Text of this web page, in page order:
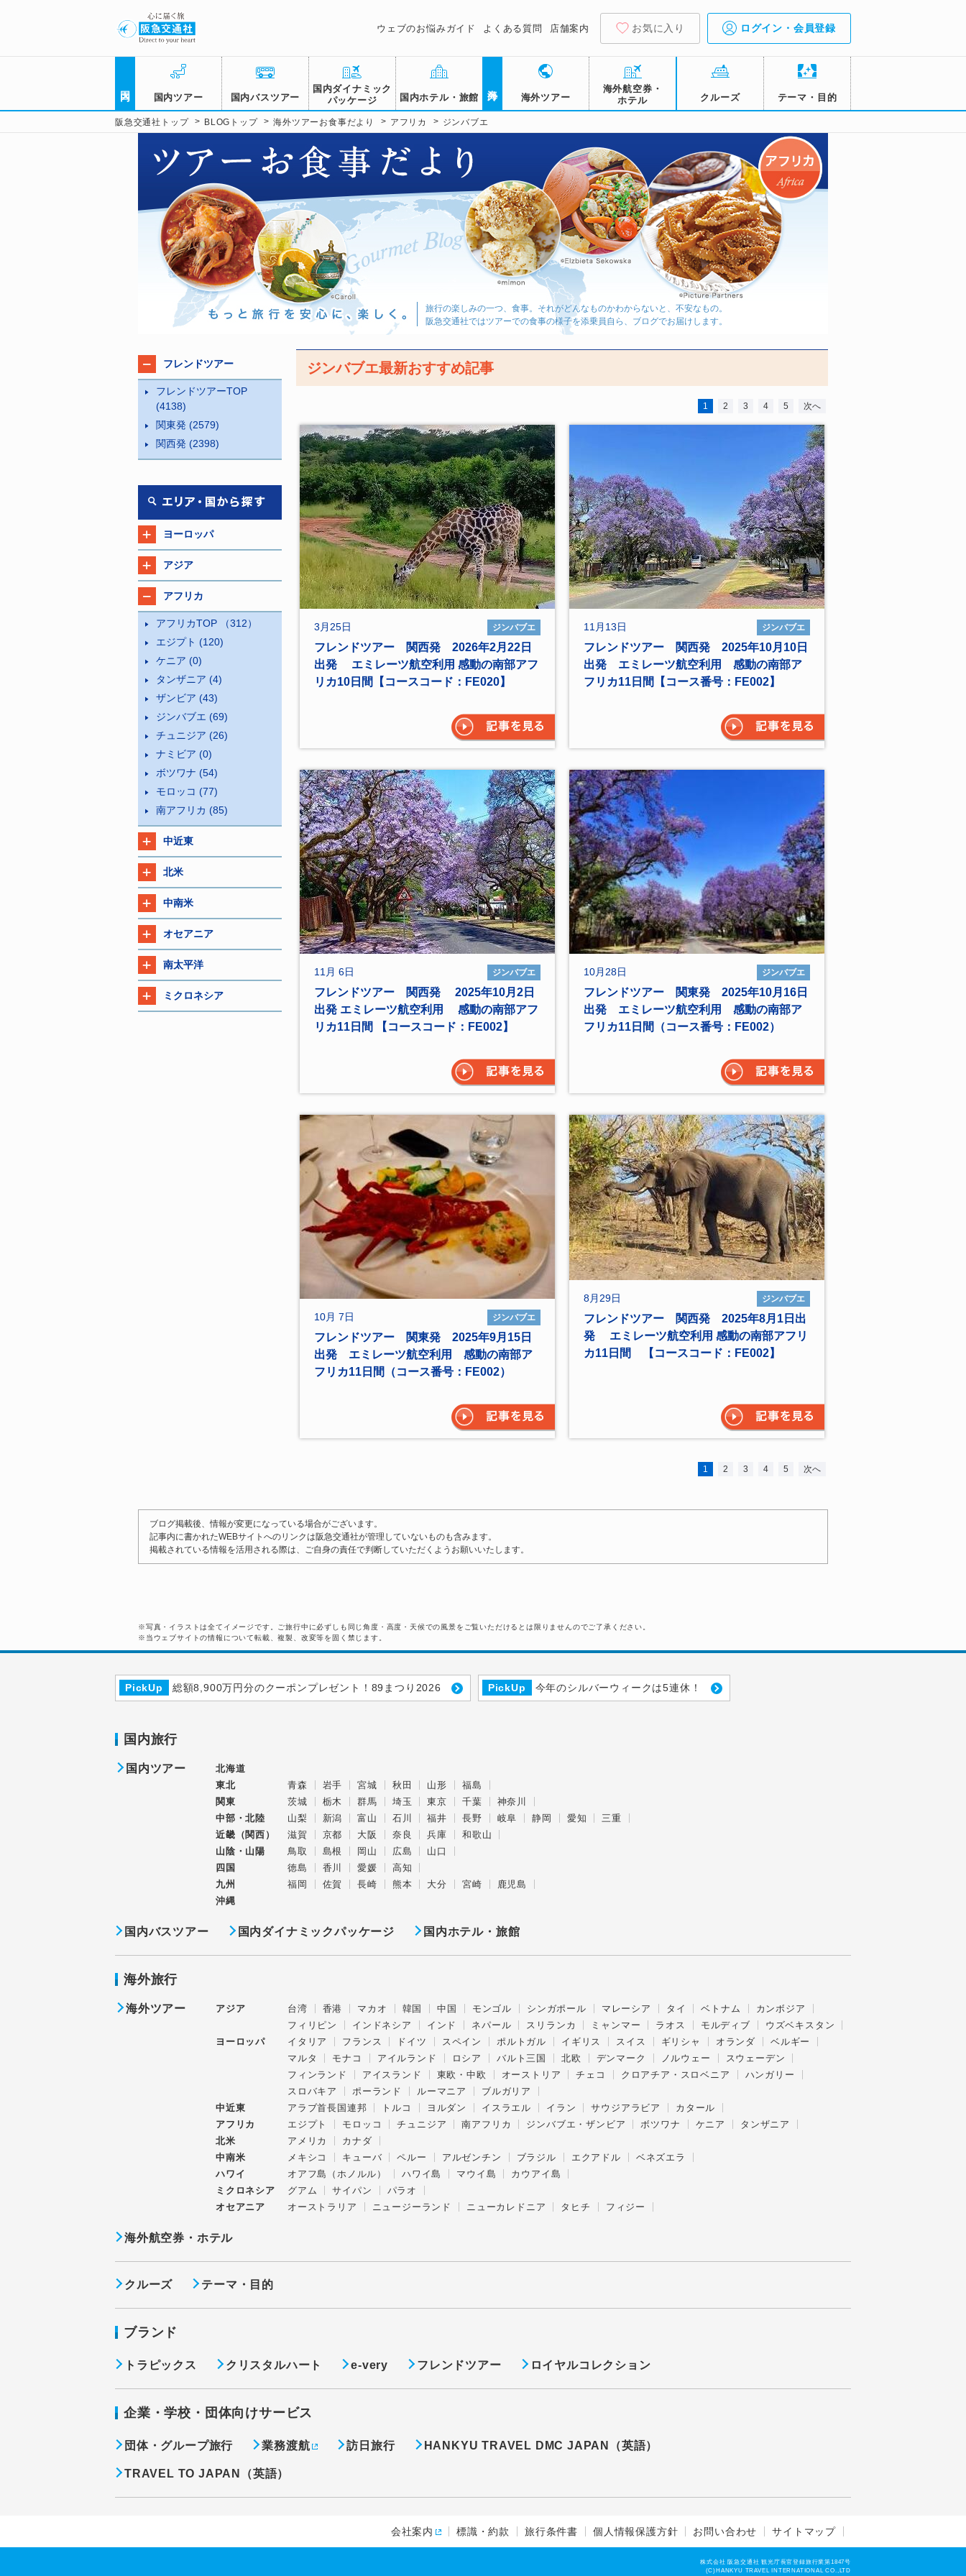
ウェブのお悩みガイド よくある質問 店舗案内 お気に入り ログイン・会員登録
国内ツアー 国内バスツアー
国内ダイナミック
パッケージ
国内ホテル・旅館 海外ツアー
海外航空券・
ホテル
クルーズ テーマ・目的
阪急交通社トップ > BLOGトップ > 海外ツアーお食事だより > アフリカ > ジンバブエ
旅行の楽しみの一つ、食事。それがどんなものかわからないと、不安なもの。
阪急交通社ではツアーでの食事の様子を添乗員自ら、ブログでお届けします。
ジンバブエ最新おすすめ記事
1 2 3 4 5 次へ
3月25日 ジンバブエ
フレンドツアー 関西発 2026年2月22日
出発 エミレーツ航空利用 感動の南部アフ
リカ10日間【コースコード：FE020】
11月13日 ジンバブエ
フレンドツアー 関西発 2025年10月10日
出発 エミレーツ航空利用 感動の南部ア
フリカ11日間【コース番号：FE002】
11月 6日 ジンバブエ
フレンドツアー 関西発 2025年10月2日
出発 エミレーツ航空利用 感動の南部アフ
リカ11日間 【コースコード：FE002】
10月28日 ジンバブエ
フレンドツアー 関東発 2025年10月16日
出発 エミレーツ航空利用 感動の南部ア
フリカ11日間（コース番号：FE002）
10月 7日 ジンバブエ
フレンドツアー 関東発 2025年9月15日
出発 エミレーツ航空利用 感動の南部ア
フリカ11日間（コース番号：FE002）
8月29日 ジンバブエ
フレンドツアー 関西発 2025年8月1日出
発 エミレーツ航空利用 感動の南部アフリ
カ11日間 【コースコード：FE002】
1 2 3 4 5 次へ
フレンドツアー
フレンドツアーTOP
(4138)
関東発 (2579)
関西発 (2398)
ヨーロッパ
アジア
アフリカ
アフリカTOP （312）
エジプト (120)
ケニア (0)
タンザニア (4)
ザンビア (43)
ジンバブエ (69)
チュニジア (26)
ナミビア (0)
ボツワナ (54)
モロッコ (77)
南アフリカ (85)
中近東
北米
中南米
オセアニア
南太平洋
ミクロネシア
ブログ掲載後、情報が変更になっている場合がございます。
記事内に書かれたWEBサイトへのリンクは阪急交通社が管理していないものも含みます。
掲載されている情報を活用される際は、ご自身の責任で判断していただくようお願いいたします。
※写真・イラストは全てイメージです。ご旅行中に必ずしも同じ角度・高度・天候での風景をご覧いただけるとは限りませんのでご了承ください。
※当ウェブサイトの情報について転載、複製、改変等を固く禁じます。
PickUp 総額8,900万円分のクーポンプレゼント！89まつり2026 PickUp 今年のシルバーウィークは5連休！
国内旅行
国内ツアー
北海道
東北
青森 岩手 宮城 秋田 山形
福島
関東
茨城 栃木 群馬 埼玉 東京 千葉
神奈川
中部・北陸
山梨 新潟 富山 石川 福井 長野 岐阜 静岡 愛知
三重
近畿（関西）
滋賀 京都 大阪 奈良 兵庫
和歌山
山陰・山陽
鳥取 島根 岡山 広島
山口
四国
徳島 香川 愛媛
高知
九州
福岡 佐賀 長崎 熊本 大分 宮崎
鹿児島
沖縄
国内バスツアー 国内ダイナミックパッケージ 国内ホテル・旅館
海外旅行
海外ツアー アジア 台湾 香港 マカオ 韓国 中国 モンゴル シンガポール マレーシア タイ ベトナム
カンボジア
フィリピン
インドネシア インド ネパール スリランカ ミャンマー ラオス モルディブ
ウズベキスタン
ヨーロッパ
イタリア フランス ドイツ スペイン ポルトガル イギリス スイス ギリシャ オランダ
ベルギー
マルタ
モナコ アイルランド ロシア バルト三国 北欧 デンマーク ノルウェー
スウェーデン
フィンランド
アイスランド 東欧・中欧 オーストリア チェコ クロアチア・スロベニア
ハンガリー
スロバキア
ポーランド ルーマニア
ブルガリア
中近東
アラブ首長国連邦 トルコ ヨルダン イスラエル イラン サウジアラビア
カタール
アフリカ
エジプト モロッコ チュニジア 南アフリカ ジンバブエ・ザンビア ボツワナ ケニア
タンザニア
北米
アメリカ
カナダ
中南米
メキシコ キューバ ペルー アルゼンチン ブラジル エクアドル
ベネズエラ
ハワイ
オアフ島（ホノルル） ハワイ島 マウイ島
カウアイ島
ミクロネシア
グアム サイパン
パラオ
オセアニア
オーストラリア ニュージーランド ニューカレドニア タヒチ フィジー
海外航空券・ホテル
クルーズ テーマ・目的
ブランド
トラピックス クリスタルハート e-very フレンドツアー ロイヤルコレクション
企業・学校・団体向けサービス
団体・グループ旅行 業務渡航 訪日旅行 HANKYU TRAVEL DMC JAPAN（英語）
TRAVEL TO JAPAN（英語）
会社案内 標識・約款 旅行条件書 個人情報保護方針 お問い合わせ サイトマップ
株式会社 阪急交通社 観光庁長官登録旅行業第1847号
(C)HANKYU TRAVEL INTERNATIONAL CO.,LTD